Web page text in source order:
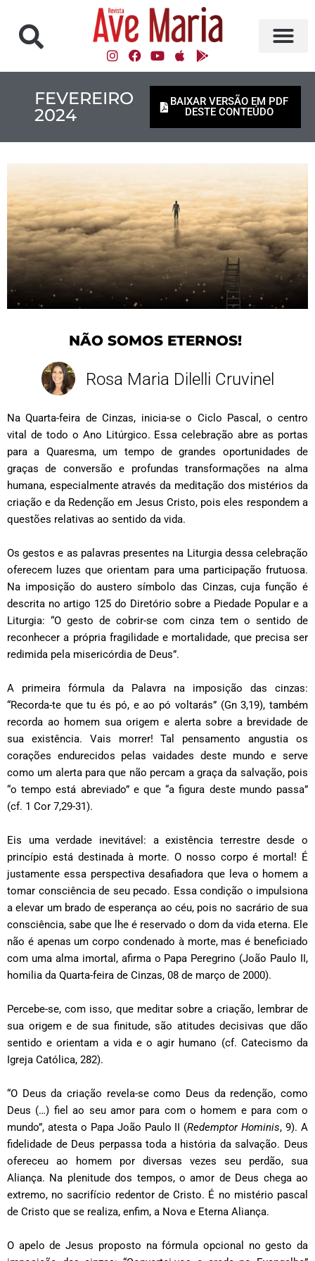
FEVEREIRO
2024
BAIXAR VERSÃO EM PDF
DESTE CONTEÚDO
NÃO SOMOS ETERNOS!
Rosa Maria Dilelli Cruvinel
Na Quarta-feira de Cinzas, inicia-se o Ciclo Pascal, o centro
vital de todo o Ano Litúrgico. Essa celebração abre as portas
para a Quaresma, um tempo de grandes oportunidades de
graças de conversão e profundas transformações na alma
humana, especialmente através da meditação dos mistérios da
criação e da Redenção em Jesus Cristo, pois eles respondem a
questões relativas ao sentido da vida.
Os gestos e as palavras presentes na Liturgia dessa celebração
oferecem luzes que orientam para uma participação frutuosa.
Na imposição do austero símbolo das Cinzas, cuja função é
descrita no artigo 125 do Diretório sobre a Piedade Popular e a
Liturgia: “O gesto de cobrir-se com cinza tem o sentido de
reconhecer a própria fragilidade e mortalidade, que precisa ser
redimida pela misericórdia de Deus”.
A primeira fórmula da Palavra na imposição das cinzas:
“Recorda-te que tu és pó, e ao pó voltarás” (Gn 3,19), também
recorda ao homem sua origem e alerta sobre a brevidade de
sua existência. Vais morrer! Tal pensamento angustia os
corações endurecidos pelas vaidades deste mundo e serve
como um alerta para que não percam a graça da salvação, pois
“o tempo está abreviado” e que “a figura deste mundo passa”
(cf. 1 Cor 7,29-31).
Eis uma verdade inevitável: a existência terrestre desde o
princípio está destinada à morte. O nosso corpo é mortal! É
justamente essa perspectiva desafiadora que leva o homem a
tomar consciência de seu pecado. Essa condição o impulsiona
a elevar um brado de esperança ao céu, pois no sacrário de sua
consciência, sabe que lhe é reservado o dom da vida eterna. Ele
não é apenas um corpo condenado à morte, mas é beneficiado
com uma alma imortal, afirma o Papa Peregrino (João Paulo II,
homilia da Quarta-feira de Cinzas, 08 de março de 2000).
Percebe-se, com isso, que meditar sobre a criação, lembrar de
sua origem e de sua finitude, são atitudes decisivas que dão
sentido e orientam a vida e o agir humano (cf. Catecismo da
Igreja Católica, 282).
“O Deus da criação revela-se como Deus da redenção, como
Deus (…) fiel ao seu amor para com o homem e para com o
mundo”, atesta o Papa João Paulo II (Redemptor Hominis, 9). A
fidelidade de Deus perpassa toda a história da salvação. Deus
ofereceu ao homem por diversas vezes seu perdão, sua
Aliança. Na plenitude dos tempos, o amor de Deus chega ao
extremo, no sacrifício redentor de Cristo. É no mistério pascal
de Cristo que se realiza, enfim, a Nova e Eterna Aliança.
O apelo de Jesus proposto na fórmula opcional no gesto da